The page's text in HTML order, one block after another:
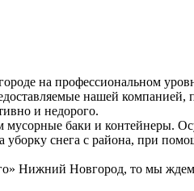
на профессиональном
нашей компанией,
и недорого.
баки и контейнеры.
снега с района, при
Нижний Новгород, то мы